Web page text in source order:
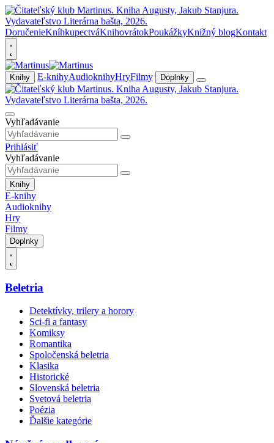
DoručenieKníhkupectváKnihovrátokPoukážkyKnižný blogKontakt
Knihy E-knihyAudioknihyHryFilmy Doplnky
Vyhľadávanie
Prihlásiť
Vyhľadávanie
Knihy
E-knihy
Audioknihy
Hry
Filmy
Doplnky
Beletria
Detektívky, trilery a horory
Sci-fi a fantasy
Komiksy
Romantika
Spoločenská beletria
Klasika
Historické
Slovenská beletria
Svetová beletria
Poézia
Ďalšie kategórie